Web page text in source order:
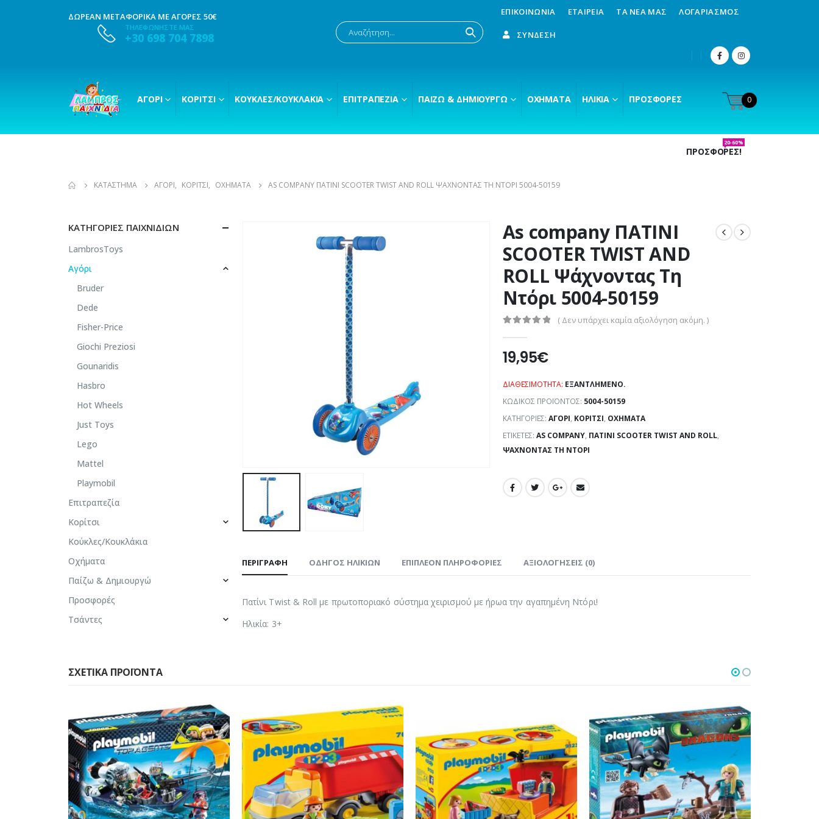
ΔΩΡΕΑΝ ΜΕΤΑΦΟΡΙΚΑ ΜΕ ΑΓΟΡΕΣ 50€
ΤΗΛΕΦΩΝΗΣΤΕ ΜΑΣ
+30 698 704 7898
ΕΠΙΚΟΙΝΩΝΊΑ ΕΤΑΙΡΕΊΑ ΤΑ ΝΈΑ ΜΑΣ ΛΟΓΑΡΙΑΣΜΌΣ
ΣΎΝΔΕΣΗ
ΑΓΌΡΙ ΚΟΡΊΤΣΙ ΚΟΎΚΛΕΣ/ΚΟΥΚΛΆΚΙΑ ΕΠΙΤΡΑΠΈΖΙΑ ΠΑΊΖΩ & ΔΗΜΙΟΥΡΓΏ ΟΧΉΜΑΤΑ ΗΛΙΚΊΑ ΠΡΟΣΦΟΡΈΣ 0
ΠΡΟΣΦΟΡΕΣ!
20-60%
ΚΑΤΆΣΤΗΜΑ ΑΓΌΡΙ, ΚΟΡΊΤΣΙ, ΟΧΉΜΑΤΑ AS COMPANY ΠΑΤΙΝΙ SCOOTER TWIST AND ROLL ΨΆΧΝΟΝΤΑΣ ΤΗ ΝΤΌΡΙ 5004-50159
As company ΠΑΤΙΝΙ
SCOOTER TWIST AND
ROLL Ψάχνοντας Τη
Ντόρι 5004-50159
( Δεν υπάρχει καμία αξιολόγηση ακόμη. )
19,95€
ΔΙΑΘΕΣΙΜΌΤΗΤΑ: ΕΞΑΝΤΛΗΜΈΝΟ.
ΚΩΔΙΚΌΣ ΠΡΟΪΌΝΤΟΣ: 5004-50159
ΚΑΤΗΓΟΡΊΕΣ: ΑΓΌΡΙ, ΚΟΡΊΤΣΙ, ΟΧΉΜΑΤΑ
ΕΤΙΚΈΤΕΣ: AS COMPANY, ΠΑΤΊΝΙ SCOOTER TWIST AND ROLL,
ΨΆΧΝΟΝΤΑΣ ΤΗ ΝΤΌΡΙ
ΠΕΡΙΓΡΑΦΉ ΟΔΗΓΌΣ ΗΛΙΚΙΏΝ ΕΠΙΠΛΈΟΝ ΠΛΗΡΟΦΟΡΊΕΣ ΑΞΙΟΛΟΓΉΣΕΙΣ (0)
Πατίνι Twist & Roll με πρωτοποριακό σύστημα χειρισμού με ήρωα την αγαπημένη Ντόρι!
Ηλικία: 3+
ΚΑΤΗΓΟΡΊΕΣ ΠΑΙΧΝΙΔΙΏΝ
LambrosToys
Αγόρι
Bruder
Dede
Fisher-Price
Giochi Preziosi
Gounaridis
Hasbro
Hot Wheels
Just Toys
Lego
Mattel
Playmobil
Επιτραπεζία
Κορίτσι
Κούκλες/Κουκλάκια
Οχήματα
Παίζω & Δημιουργώ
Προσφορές
Τσάντες
ΣΧΕΤΙΚΆ ΠΡΟΪΌΝΤΑ